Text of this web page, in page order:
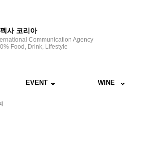
사 코리아
Communication Agency
Food, Drink, Lifestyle
EVENT WINE